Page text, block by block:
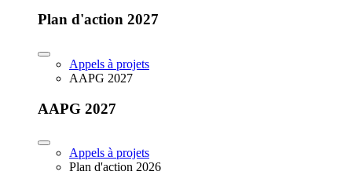
Plan d'action 2027
Appels à projets
AAPG 2027
AAPG 2027
Appels à projets
Plan d'action 2026